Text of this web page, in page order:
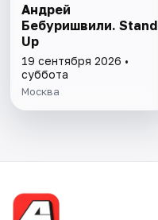
Андрей
Бебуришвили. Stand
Up
19 сентября 2026 •
суббота
Москва